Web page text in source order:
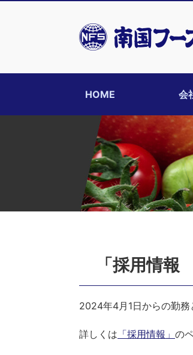
HOME 会
「採用情報
2024年4月1日からの勤務
詳しくは 「採用情報」 の